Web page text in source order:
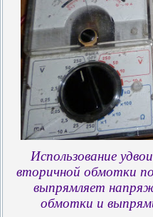
Использование
вторичной обмотки
выпрямляет
обмотки и